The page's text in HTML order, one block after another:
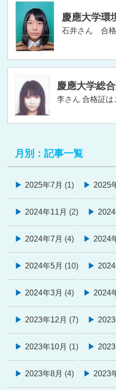
慶應大学環
石井さん 合
慶應大学総
李さん 合格証は
月別：記事一覧
2025年7月 (1) 2025
2024年11月 (2)
2024年7月 (4) 2024
2024年5月 (10)
2024年3月 (4) 2024
2023年12月 (7)
2023年10月 (1)
2023年8月 (4) 2023